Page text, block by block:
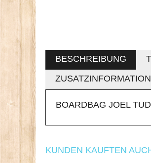
BESCHREIBUNG
ZUSATZINFORMATION
BOARDBAG JOEL
KUNDEN KAUFTEN